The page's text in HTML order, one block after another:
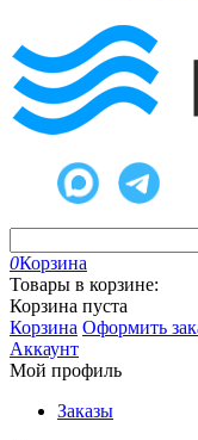
0Корзина
Товары в корзине:
Корзина пуста
Корзина Оформить
Аккаунт
Мой профиль
Заказы